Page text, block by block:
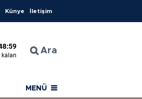
Künye İletişim
kalan Ara
MENÜ